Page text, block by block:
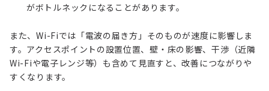
がボトルネックになることがあります。
また、Wi-Fiでは「電波の届き方」そのものが速度に影響しま
す。アクセスポイントの設置位置、壁・床の影響、干渉（近隣
Wi-Fiや電子レンジ等）も含めて見直すと、改善につながりや
すくなります。